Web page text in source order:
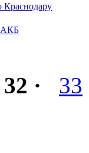
Краснодару
АКБ
32 ·
33